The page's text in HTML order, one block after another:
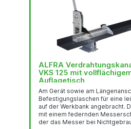
ALFRA
VKS 125 mit
Auflagetisch
Am Gerät sowie am
Befestigungslaschen für eine
auf der Werkbank angebracht.
mit einem federnden
der das Messer bei